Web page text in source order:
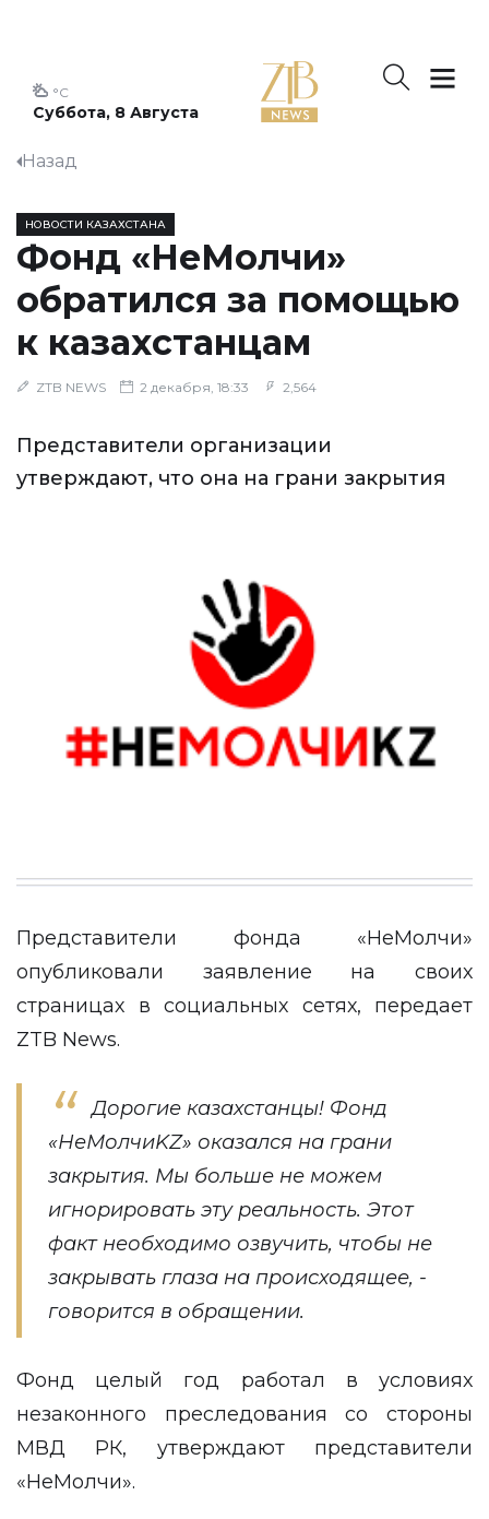
Суббота, 8 Августа
°C
Назад
НОВОСТИ КАЗАХСТАНА
Фонд «НеМолчи»
обратился за помощью
к казахстанцам
ZTB NEWS 2 декабря, 18:33 2,564
Представители организации
утверждают, что она на грани закрытия
Представители фонда «НеМолчи»
опубликовали заявление на своих
страницах в социальных сетях, передает
ZTB News.
Дорогие казахстанцы! Фонд
«НеМолчиKZ» оказался на грани
закрытия. Мы больше не можем
игнорировать эту реальность. Этот
факт необходимо озвучить, чтобы не
закрывать глаза на происходящее, -
говорится в обращении.
Фонд целый год работал в условиях
незаконного преследования со стороны
МВД РК, утверждают представители
«НеМолчи».